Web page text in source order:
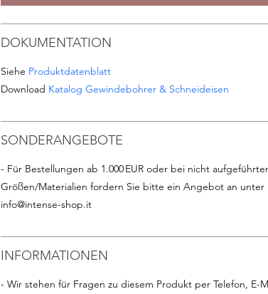
DOKUMENTATION
Siehe Produktdatenblatt
Download Katalog Gewindebohrer & Schneideisen
SONDERANGEBOTE
- Für Bestellungen ab 1.000 EUR oder bei nicht
Größen/Materialien fordern Sie bitte ein Angebot an unter
info@intense-shop.it
INFORMATIONEN
- Wir stehen für Fragen zu diesem Produkt per Telefon, E-